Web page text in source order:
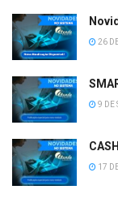
26
9 DE
17